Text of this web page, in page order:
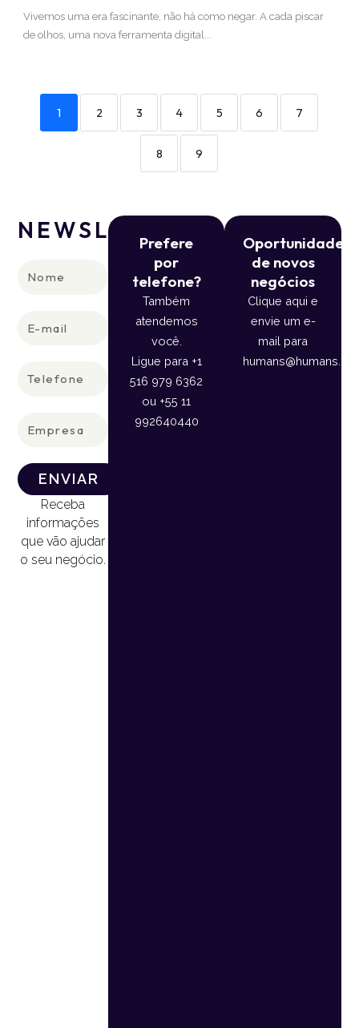
Vivemos uma era fascinante, não há como negar. A cada piscar
de olhos, uma nova ferramenta digital...
1 2 3 4 5 6 7
8 9
NEWSLETTER
ENVIAR
Receba
informações
que vão ajudar
o seu negócio.
Prefere
por
telefone?
Também
atendemos
você.
Ligue para +1
516 979 6362
ou +55 11
992640440
Oportunidade
de novos
negócios
Clique aqui e
envie um e-
mail para